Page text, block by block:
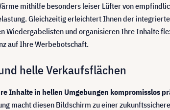
mithilfe besonders leiser Lüfter von
Gleichzeitig erleichtert Ihnen der
Wiedergabelisten und organisieren Ihre Inhalte
auf Ihre Werbebotschaft.
helle Verkaufsflächen
Inhalte in hellen Umgebungen kompromisslos
macht diesen Bildschirm zu einer